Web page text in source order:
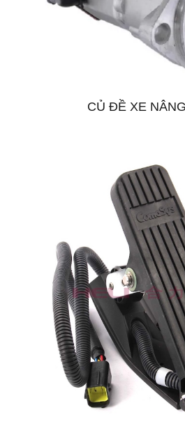
CỦ ĐỀ XE